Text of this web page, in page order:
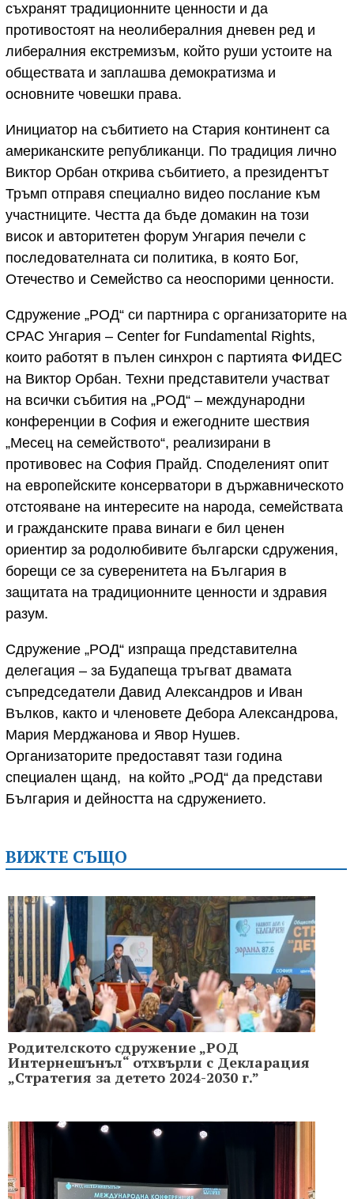
съхранят традиционните ценности и да
противостоят на неолибералния дневен ред и
либералния екстремизъм, който руши устоите на
обществата и заплашва демократизма и
основните човешки права.
Инициатор на събитието на Стария континент са
американските републиканци. По традиция лично
Виктор Орбан открива събитието, а президентът
Тръмп отправя специално видео послание към
участниците. Честта да бъде домакин на този
висок и авторитетен форум Унгария печели с
последователната си политика, в която Бог,
Отечество и Семейство са неоспорими ценности.
Сдружение „РОД“ си партнира с организаторите на
СРАС Унгария – Center for Fundamental Rights,
които работят в пълен синхрон с партията ФИДЕС
на Виктор Орбан. Техни представители участват
на всички събития на „РОД“ – международни
конференции в София и ежегодните шествия
„Месец на семейството“, реализирани в
противовес на София Прайд. Споделеният опит
на европейските консерватори в държавническото
отстояване на интересите на народа, семействата
и гражданските права винаги е бил ценен
ориентир за родолюбивите български сдружения,
борещи се за суверенитета на България в
защитата на традиционните ценности и здравия
разум.
Сдружение „РОД“ изпраща представителна
делегация – за Будапеща тръгват двамата
съпредседатели Давид Александров и Иван
Вълков, както и членовете Дебора Александрова,
Мария Мерджанова и Явор Нушев.
Организаторите предоставят тази година
специален щанд, на който „РОД“ да представи
България и дейността на сдружението.
ВИЖТЕ СЪЩО
Родителското сдружение „РОД
Интернешънъл“ отхвърли с Декларация
„Стратегия за детето 2024-2030 г.”